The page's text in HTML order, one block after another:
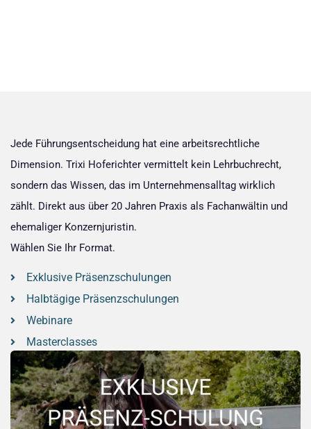
Jede Führungsentscheidung hat eine arbeitsrechtliche
Dimension. Trixi Hoferichter vermittelt kein Lehrbuchrecht,
sondern das Wissen, das im Unternehmensalltag wirklich
zählt. Direkt aus über 20 Jahren Praxis als Fachanwältin und
ehemaliger Konzernjuristin.
Wählen Sie Ihr Format.
Exklusive Präsenzschulungen
Halbtägige Präsenzschulungen
Webinare
Masterclasses